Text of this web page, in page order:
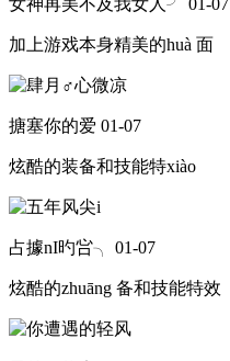
女神再美不及我女人╯ 01-07
加上游戏本身精美的huà 面
搪塞你的爱 01-07
炫酷的装备和技能特xiào
占據nI旳吢╮ 01-07
炫酷的zhuāng 备和技能特效